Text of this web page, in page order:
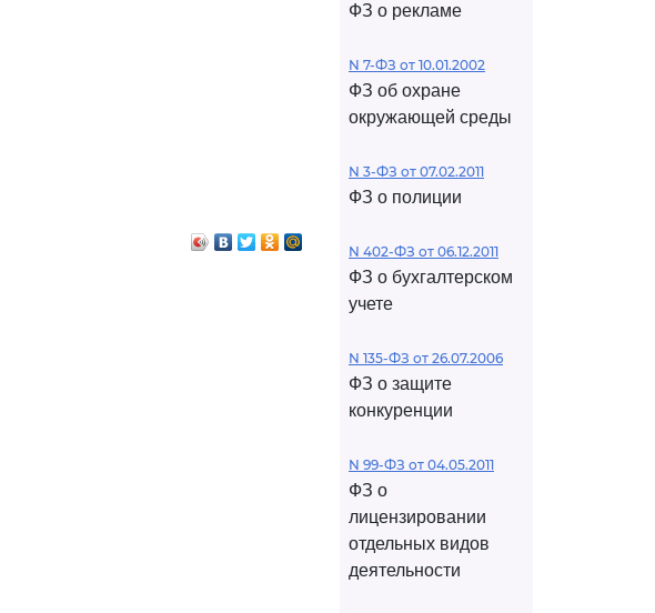
ФЗ о рекламе
N 7-ФЗ от 10.01.2002
ФЗ об охране
окружающей среды
N 3-ФЗ от 07.02.2011
ФЗ о полиции
N 402-ФЗ от 06.12.2011
ФЗ о бухгалтерском
учете
N 135-ФЗ от 26.07.2006
ФЗ о защите
конкуренции
N 99-ФЗ от 04.05.2011
ФЗ о
лицензировании
отдельных видов
деятельности